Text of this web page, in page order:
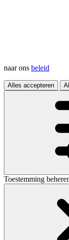
naar ons beleid
Alles accepteren
Toestemming